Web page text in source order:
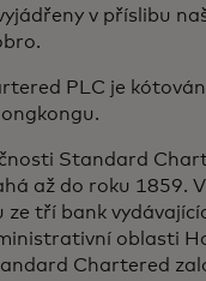
v příslibu
PLC je
Standard
až do roku 1859.
ze tří bank
oblasti
Chartered